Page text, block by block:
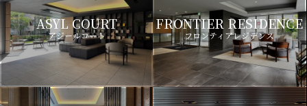
ASYL COURT
アジールコート
FRONTIER RESIDENCE
フロンティアレジデンス